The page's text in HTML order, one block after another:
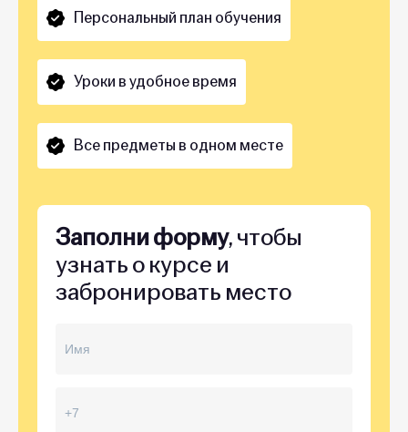
Персональный план обучения
Уроки в удобное время
Все предметы в одном месте
Заполни форму, чтобы
узнать о курсе и
забронировать место